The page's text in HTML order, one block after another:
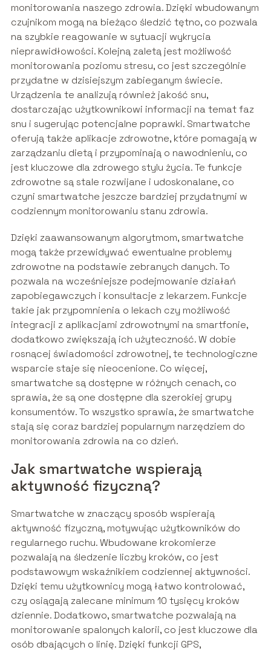
monitorowania naszego zdrowia. Dzięki wbudowanym
czujnikom mogą na bieżąco śledzić tętno, co pozwala
na szybkie reagowanie w sytuacji wykrycia
nieprawidłowości. Kolejną zaletą jest możliwość
monitorowania poziomu stresu, co jest szczególnie
przydatne w dzisiejszym zabieganym świecie.
Urządzenia te analizują również jakość snu,
dostarczając użytkownikowi informacji na temat faz
snu i sugerując potencjalne poprawki. Smartwatche
oferują także aplikacje zdrowotne, które pomagają w
zarządzaniu dietą i przypominają o nawodnieniu, co
jest kluczowe dla zdrowego stylu życia. Te funkcje
zdrowotne są stale rozwijane i udoskonalane, co
czyni smartwatche jeszcze bardziej przydatnymi w
codziennym monitorowaniu stanu zdrowia.
Dzięki zaawansowanym algorytmom, smartwatche
mogą także przewidywać ewentualne problemy
zdrowotne na podstawie zebranych danych. To
pozwala na wcześniejsze podejmowanie działań
zapobiegawczych i konsultacje z lekarzem. Funkcje
takie jak przypomnienia o lekach czy możliwość
integracji z aplikacjami zdrowotnymi na smartfonie,
dodatkowo zwiększają ich użyteczność. W dobie
rosnącej świadomości zdrowotnej, te technologiczne
wsparcie staje się nieocenione. Co więcej,
smartwatche są dostępne w różnych cenach, co
sprawia, że są one dostępne dla szerokiej grupy
konsumentów. To wszystko sprawia, że smartwatche
stają się coraz bardziej popularnym narzędziem do
monitorowania zdrowia na co dzień.
Jak smartwatche wspierają
aktywność fizyczną?
Smartwatche w znaczący sposób wspierają
aktywność fizyczną, motywując użytkowników do
regularnego ruchu. Wbudowane krokomierze
pozwalają na śledzenie liczby kroków, co jest
podstawowym wskaźnikiem codziennej aktywności.
Dzięki temu użytkownicy mogą łatwo kontrolować,
czy osiągają zalecane minimum 10 tysięcy kroków
dziennie. Dodatkowo, smartwatche pozwalają na
monitorowanie spalonych kalorii, co jest kluczowe dla
osób dbających o linię. Dzięki funkcji GPS,